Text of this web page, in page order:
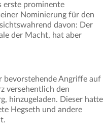
erste prominente
Nominierung für den
davon: Der
der Macht, hat aber
bevorstehende Angriffe auf
versehentlich den
hinzugeladen. Dieser hatte
Hegseth und andere